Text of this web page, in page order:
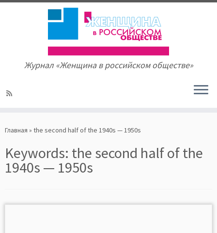
to
Журнал «Женщина в российском обществе»
Главная » the second half of the 1940s — 1950s
Keywords: the second half of the
1940s — 1950s